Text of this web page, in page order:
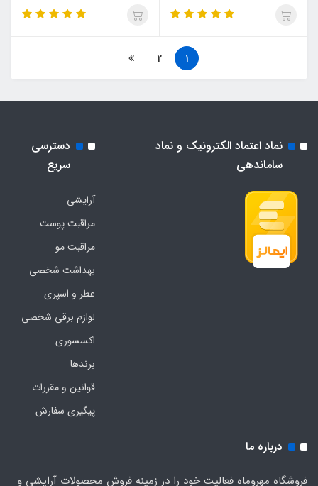
1
2
نماد اعتماد الکترونیک و نماد
ساماندهی
دسترسی
سریع
آرایشی
مراقبت پوست
مراقبت مو
بهداشت شخصی
عطر و اسپری
لوازم برقی شخصی
اکسسوری
برندها
قوانین و مقررات
پیگیری سفارش
درباره ما
فروشگاه مهروماه فعالیت خود را در زمینه فروش محصولات آرایشی و